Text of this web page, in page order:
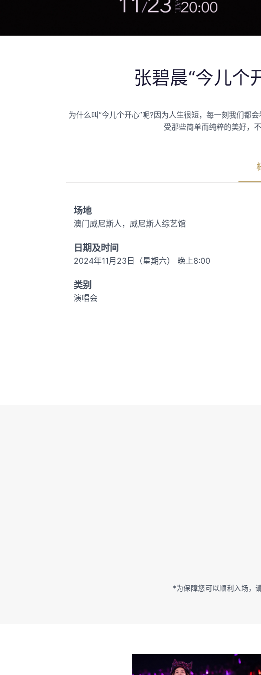
张碧晨“今儿个
为什么叫“今儿个开心”呢?因为人生很短，每一刻我们都
受那些简单而纯粹的美好，
场地
澳门威尼斯人，威尼斯人综艺馆
日期及时间
2024年11月23日（星期六） 晚上8:00
类别
演唱会
*为保障您可以顺利入场，